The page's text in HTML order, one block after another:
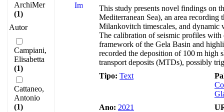
ArchiMer
(1)
Autor
Campiani,
Elisabetta
(1)
Cattaneo,
Antonio
(1)
This study presents novel findings on
Mediterranean Sea), an area
Milankovitch timescales, and dynamic
The calibration of seismic profiles
framework of the Gela Basin and
recorded the deposition of 100 m high
transport deposits (MTDs), possibly
Tipo: Text
Ano: 2021